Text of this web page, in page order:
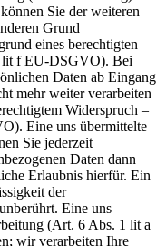
Sie der weiteren
Grund
eines berechtigten
lit f EU-DSGVO). Bei
Daten ab Eingang
mehr weiter verarbeiten
Widerspruch –
Eine uns übermittelte
Sie jederzeit
Daten dann
Erlaubnis hierfür. Ein
der
Eine uns
(Art. 6 Abs. 1 lit a
wir verarbeiten Ihre